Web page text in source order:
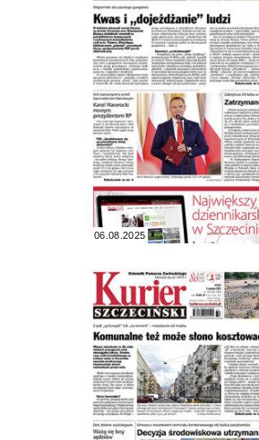
06.08.2025